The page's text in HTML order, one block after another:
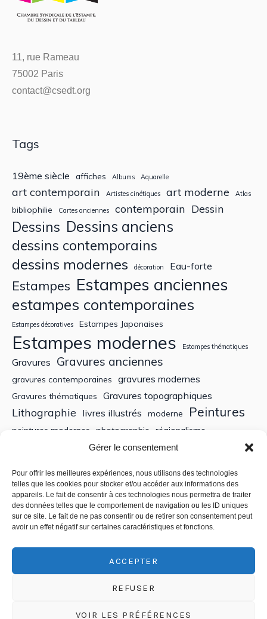
Gérer le consentement
Pour offrir les meilleures expériences, nous utilisons des technologies
telles que les cookies pour stocker et/ou accéder aux informations des
appareils. Le fait de consentir à ces technologies nous permettra de traiter
des données telles que le comportement de navigation ou les ID uniques
sur ce site. Le fait de ne pas consentir ou de retirer son consentement peut
avoir un effet négatif sur certaines caractéristiques et fonctions.
ACCEPTER
REFUSER
VOIR LES PRÉFÉRENCES
11, rue Rameau
75002 Paris
contact@csedt.org
Tags
19ème siècle affiches Albums Aquarelle
art contemporain Artistes cinétiques art moderne Atlas
bibliophilie Cartes anciennes contemporain Dessin
Dessins Dessins anciens
dessins contemporains
dessins modernes décoration Eau-forte
Estampes Estampes anciennes
estampes contemporaines
Estampes décoratives Estampes Japonaises
Estampes modernes Estampes thématiques
Gravures Gravures anciennes
gravures contemporaines gravures modernes
Gravures thématiques Gravures topographiques
Lithographie livres illustrés moderne Peintures
peintures modernes photographie régionalisme
Tableaux anciens XIXe siècle
Recherche